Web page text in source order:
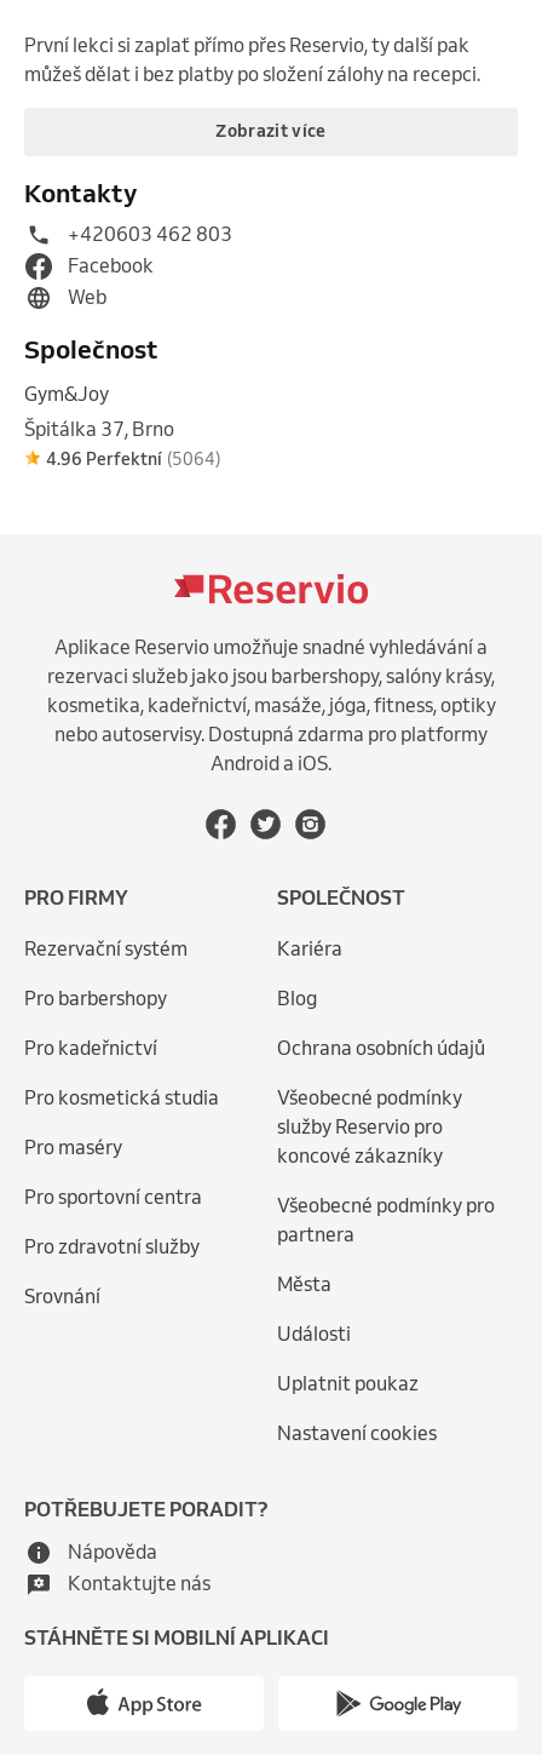
První lekci si zaplať přímo přes Reservio, ty další pak
můžeš dělat i bez platby po složení zálohy na recepci.
Zobrazit více
Kontakty
+420603 462 803
Facebook
Web
Společnost
Gym&Joy
Špitálka 37, Brno
4.96 Perfektní (5064)
Aplikace Reservio umožňuje snadné vyhledávání a
rezervaci služeb jako jsou barbershopy, salóny krásy,
kosmetika, kadeřnictví, masáže, jóga, fitness, optiky
nebo autoservisy. Dostupná zdarma pro platformy
Android a iOS.
PRO FIRMY
Rezervační systém
Pro barbershopy
Pro kadeřnictví
Pro kosmetická studia
Pro maséry
Pro sportovní centra
Pro zdravotní služby
Srovnání
SPOLEČNOST
Kariéra
Blog
Ochrana osobních údajů
Všeobecné podmínky
služby Reservio pro
koncové zákazníky
Všeobecné podmínky pro
partnera
Města
Události
Uplatnit poukaz
Nastavení cookies
POTŘEBUJETE PORADIT?
Nápověda
Kontaktujte nás
STÁHNĚTE SI MOBILNÍ APLIKACI